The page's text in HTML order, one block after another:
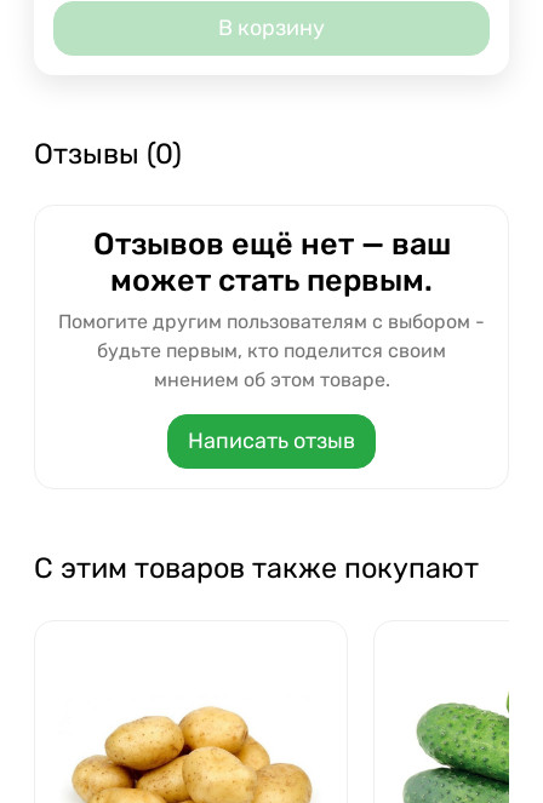
В корзину
Отзывы (0)
Отзывов ещё нет — ваш
может стать первым.
Помогите другим пользователям с выбором -
будьте первым, кто поделится своим
мнением об этом товаре.
Написать отзыв
С этим товаров также покупают